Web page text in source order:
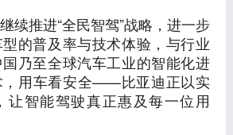
续推进“全民智驾”战略，进一步
的普及率与技术体验，与行业
乃至全球汽车工业的智能化进
，用车看安全——比亚迪正以实
让智能驾驶真正惠及每一位用